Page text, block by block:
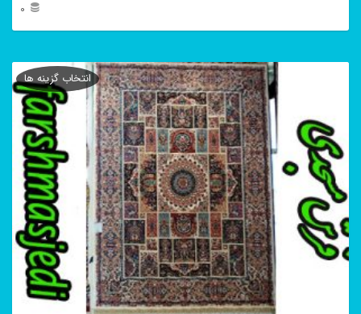
0
محصول
مختلفی
باشد.
گزینه
ها
انتخاب گزینه ها